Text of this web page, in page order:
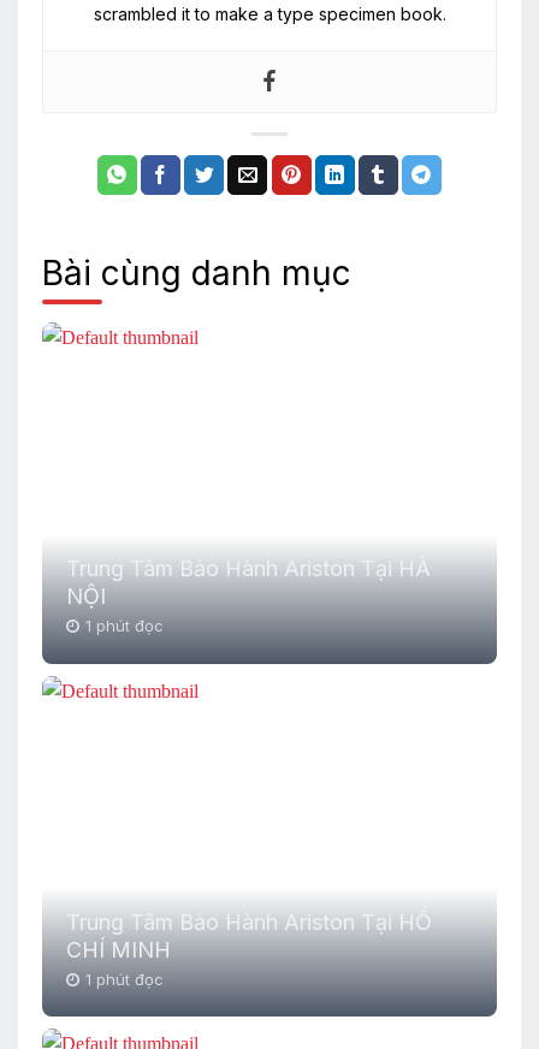
scrambled it to make a type specimen book.
Bài cùng danh mục
Trung Tâm Bảo Hành Ariston Tại HÀ
NỘI
1 phút đọc
Trung Tâm Bảo Hành Ariston Tại HỒ
CHÍ MINH
1 phút đọc